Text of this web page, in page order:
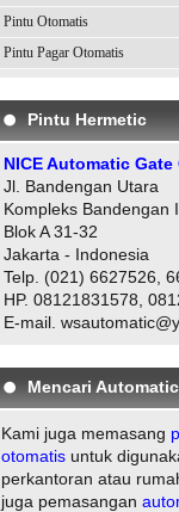
Pintu Otomatis
Pintu Pagar Otomatis
Pintu Hermetic
NICE Automatic Gate
Jl. Bandengan Utara
Kompleks Bandengan
Blok A 31-32
Jakarta - Indonesia
Telp. (021) 6627526,
HP. 08121831578,
E-mail.
Mencari
Kami juga memasang
otomatisuntuk
perkantoran atau
juga pemasangan